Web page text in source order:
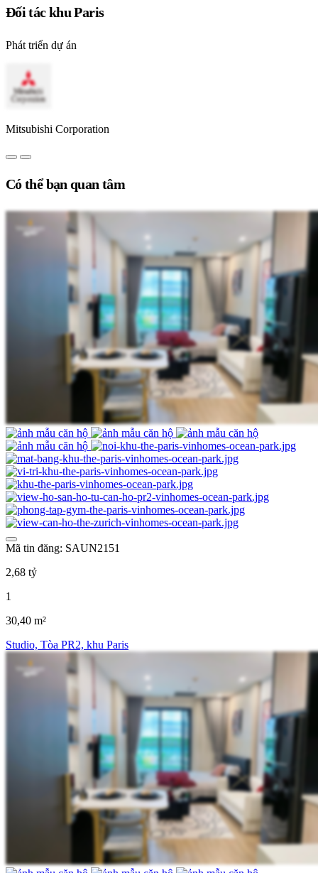
Đối tác khu Paris
Phát triển dự án
Mitsubishi Corporation
Có thể bạn quan tâm
Mã tin đăng: SAUN2151
2,68 tỷ
1
30,40 m²
Studio, Tòa PR2, khu Paris